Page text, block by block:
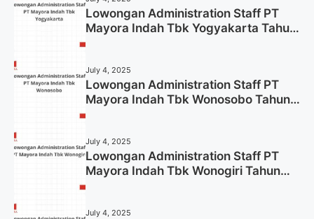
Lowongan Administration Staff PT
Mayora Indah Tbk Yogyakarta Tahun
July 4, 2025
Lowongan Administration Staff PT
Mayora Indah Tbk Wonosobo Tahun
July 4, 2025
Lowongan Administration Staff PT
Mayora Indah Tbk Wonogiri Tahun
July 4, 2025